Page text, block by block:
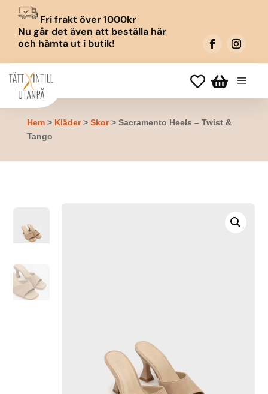
Fri frakt över 1000kr
Nu går det även att beställa här
och hämta ut i butik!
 
Hem> Kläder> Skor> Sacramento Heels – Twist &
Tango